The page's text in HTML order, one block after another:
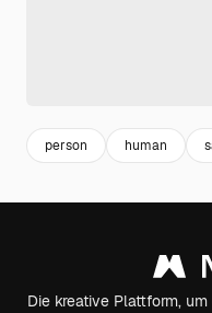
person human
Die kreative Plattform,